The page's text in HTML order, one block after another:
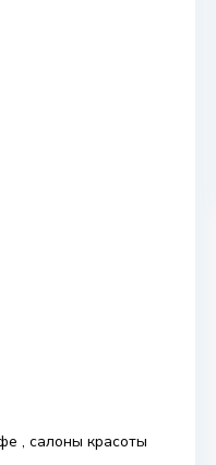
, салоны красоты